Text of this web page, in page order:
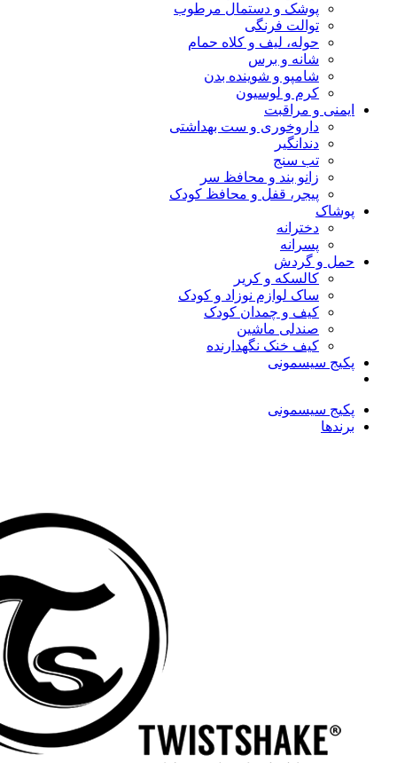
پوشک و دستمال مرطوب
توالت فرنگی
حوله، لیف و کلاه حمام
شانه و برس
شامپو و شوینده بدن
کرم و لوسیون
ایمنی و مراقبت
داروخوری و ست بهداشتی
دندانگیر
تب‌ سنج
زانو بند و محافظ سر
پیجر، قفل و محافظ کودک
پوشاک
دخترانه
پسرانه
حمل و گردش
کالسکه و کریر
ساک لوازم نوزاد و کودک
کیف و چمدان کودک
صندلی ماشین
کیف خنک نگهدارنده
پکیج سیسمونی
پکیج سیسمونی
برندها